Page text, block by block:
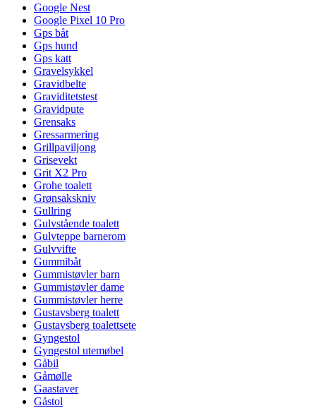
Google Nest
Google Pixel 10 Pro
Gps båt
Gps hund
Gps katt
Gravelsykkel
Gravidbelte
Graviditetstest
Gravidpute
Grensaks
Gressarmering
Grillpaviljong
Grisevekt
Grit X2 Pro
Grohe toalett
Grønsakskniv
Gullring
Gulvstående toalett
Gulvteppe barnerom
Gulvvifte
Gummibåt
Gummistøvler barn
Gummistøvler dame
Gummistøvler herre
Gustavsberg toalett
Gustavsberg toalettsete
Gyngestol
Gyngestol utemøbel
Gåbil
Gåmølle
Gaastaver
Gåstol